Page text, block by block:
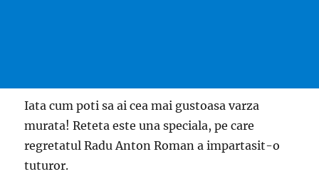
Iata cum poti sa ai cea mai gustoasa varza
murata! Reteta este una speciala, pe care
regretatul Radu Anton Roman a impartasit-o
tuturor.